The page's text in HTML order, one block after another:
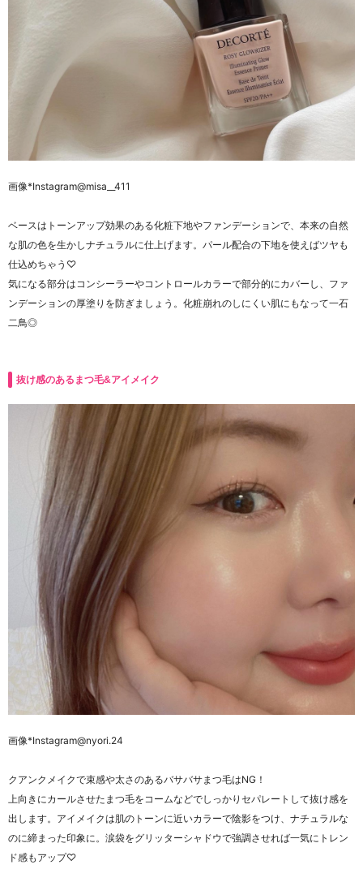
画像*Instagram@misa__411
ベースはトーンアップ効果のある化粧下地やファンデーションで、本来の自然
な肌の色を生かしナチュラルに仕上げます。 パール配合の下地を使えばツヤも
仕込めちゃう♡
気になる部分はコンシーラーやコントロールカラーで部分的にカバーし、ファ
ンデーションの厚塗りを防ぎましょう。 化粧崩れのしにくい肌にもなって一石
二鳥◎
抜け感のあるまつ毛&アイメイク
画像*Instagram@nyori.24
クアンクメイクで束感や太さのあるバサバサまつ毛はNG！
上向きにカールさせたまつ毛をコームなどでしっかりセパレートして抜け感を
出します。 アイメイクは肌のトーンに近いカラーで陰影をつけ、ナチュラルな
のに締まった印象に。 涙袋をグリッターシャドウで強調させれば一気にトレン
ド感もアップ♡